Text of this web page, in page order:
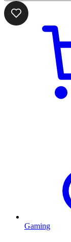
Gaming